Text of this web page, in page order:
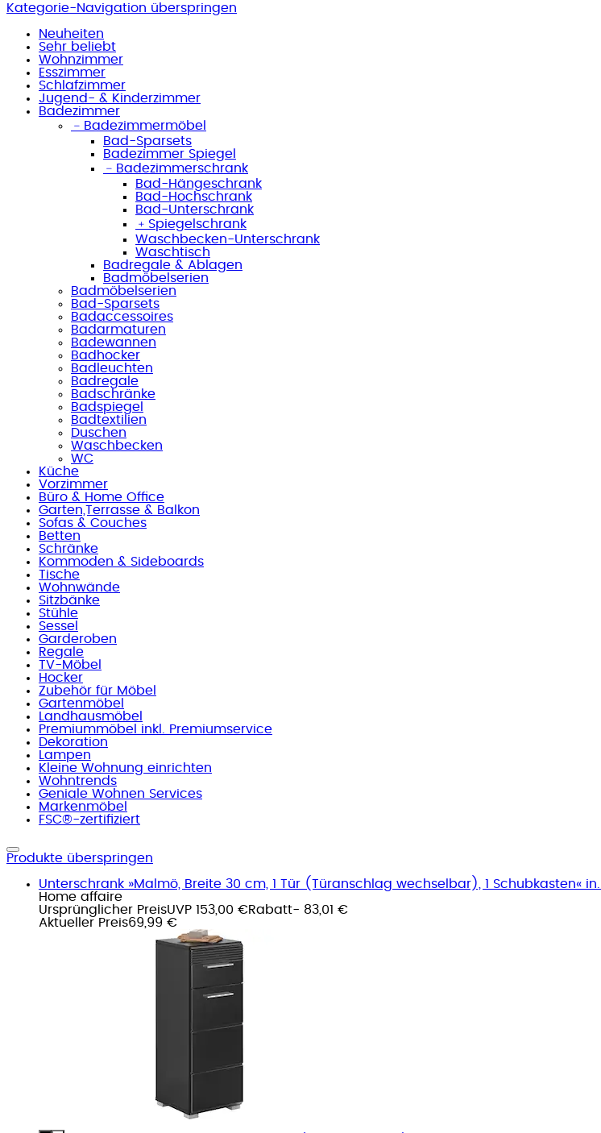
Kategorie-Navigation überspringen
Neuheiten
Sehr beliebt
Wohnzimmer
Esszimmer
Schlafzimmer
Jugend- & Kinderzimmer
Badezimmer
﹣ Badezimmermöbel
Bad-Sparsets
Badezimmer Spiegel
﹣ Badezimmerschrank
Bad-Hängeschrank
Bad-Hochschrank
Bad-Unterschrank
﹢ Spiegelschrank
Waschbecken-Unterschrank
Waschtisch
Badregale & Ablagen
Badmöbelserien
Badmöbelserien
Bad-Sparsets
Badaccessoires
Badarmaturen
Badewannen
Badhocker
Badleuchten
Badregale
Badschränke
Badspiegel
Badtextilien
Duschen
Waschbecken
WC
Küche
Vorzimmer
Büro & Home Office
Garten,Terrasse & Balkon
Sofas & Couches
Betten
Schränke
Kommoden & Sideboards
Tische
Wohnwände
Sitzbänke
Stühle
Sessel
Garderoben
Regale
TV-Möbel
Hocker
Zubehör für Möbel
Gartenmöbel
Landhausmöbel
Premiummöbel inkl. Premiumservice
Dekoration
Lampen
Kleine Wohnung einrichten
Wohntrends
Geniale Wohnen Services
Markenmöbel
FSC®-zertifiziert
Produkte überspringen
Unterschrank »Malmö, Breite 30 cm, 1 Tür (Türanschlag wechselbar), 1 Schubkasten« in...
Home affaire
Ursprünglicher PreisUVP 153,00 €Rabatt- 83,01 €
Aktueller Preis69,99 €